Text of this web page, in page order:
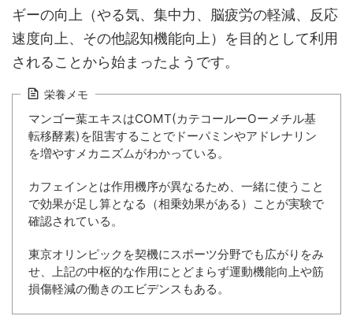
ギーの向上（やる気、集中力、脳疲労の軽減、反応
速度向上、その他認知機能向上）を目的として利用
されることから始まったようです。
栄養メモ
マンゴー葉エキスはCOMT(カテコールーOーメチル基
転移酵素)を阻害することでドーパミンやアドレナリン
を増やすメカニズムがわかっている。
カフェインとは作用機序が異なるため、一緒に使うこと
で効果が足し算となる（相乗効果がある）ことが実験で
確認されている。
東京オリンピックを契機にスポーツ分野でも広がりをみ
せ、上記の中枢的な作用にとどまらず運動機能向上や筋
損傷軽減の働きのエビデンスもある。